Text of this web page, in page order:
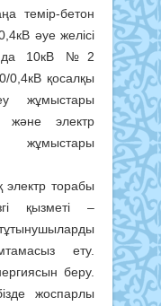
темір-бетон
әуе желісі
10кВ №2
0,4кВ қосалқы
жұмыстары
және электр
жұмыстары
торабы
қызметі –
ету.
беру.
жоспарлы